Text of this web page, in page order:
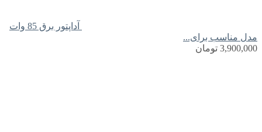
آداپتور برق 85 وات
مدل مناسب برای...
3,900,000 تومان